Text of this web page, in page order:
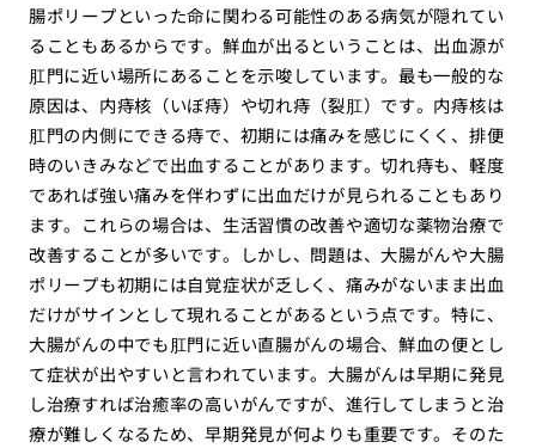
腸ポリープといった命に関わる可能性のある病気が隠れてい
ることもあるからです。鮮血が出るということは、出血源が
肛門に近い場所にあることを示唆しています。最も一般的な
原因は、内痔核（いぼ痔）や切れ痔（裂肛）です。内痔核は
肛門の内側にできる痔で、初期には痛みを感じにくく、排便
時のいきみなどで出血することがあります。切れ痔も、軽度
であれば強い痛みを伴わずに出血だけが見られることもあり
ます。これらの場合は、生活習慣の改善や適切な薬物治療で
改善することが多いです。しかし、問題は、大腸がんや大腸
ポリープも初期には自覚症状が乏しく、痛みがないまま出血
だけがサインとして現れることがあるという点です。特に、
大腸がんの中でも肛門に近い直腸がんの場合、鮮血の便とし
て症状が出やすいと言われています。大腸がんは早期に発見
し治療すれば治癒率の高いがんですが、進行してしまうと治
療が難しくなるため、早期発見が何よりも重要です。そのた